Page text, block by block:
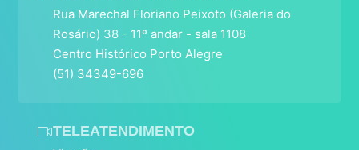
Rua Marechal Floriano Peixoto (Galeria do
Rosário) 38 - 11º andar - sala 1108
Centro Histórico Porto Alegre
(51) 34349-696
TELEATENDIMENTO